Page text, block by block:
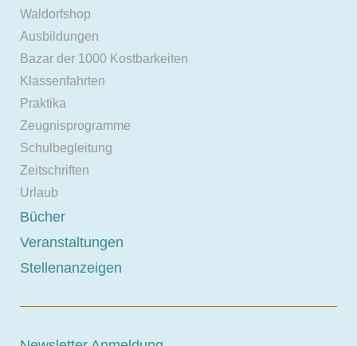
Waldorfshop
Ausbildungen
Bazar der 1000 Kostbarkeiten
Klassenfahrten
Praktika
Zeugnisprogramme
Schulbegleitung
Zeitschriften
Urlaub
Bücher
Veranstaltungen
Stellenanzeigen